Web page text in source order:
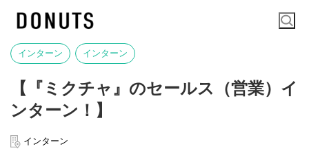
インターン インターン
【『ミクチャ』のセールス（営業）イ
ンターン！】
インターン